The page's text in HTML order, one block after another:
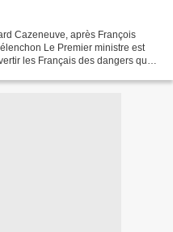
Cazeneuve, après François
Le Premier ministre est
les Français des dangers que